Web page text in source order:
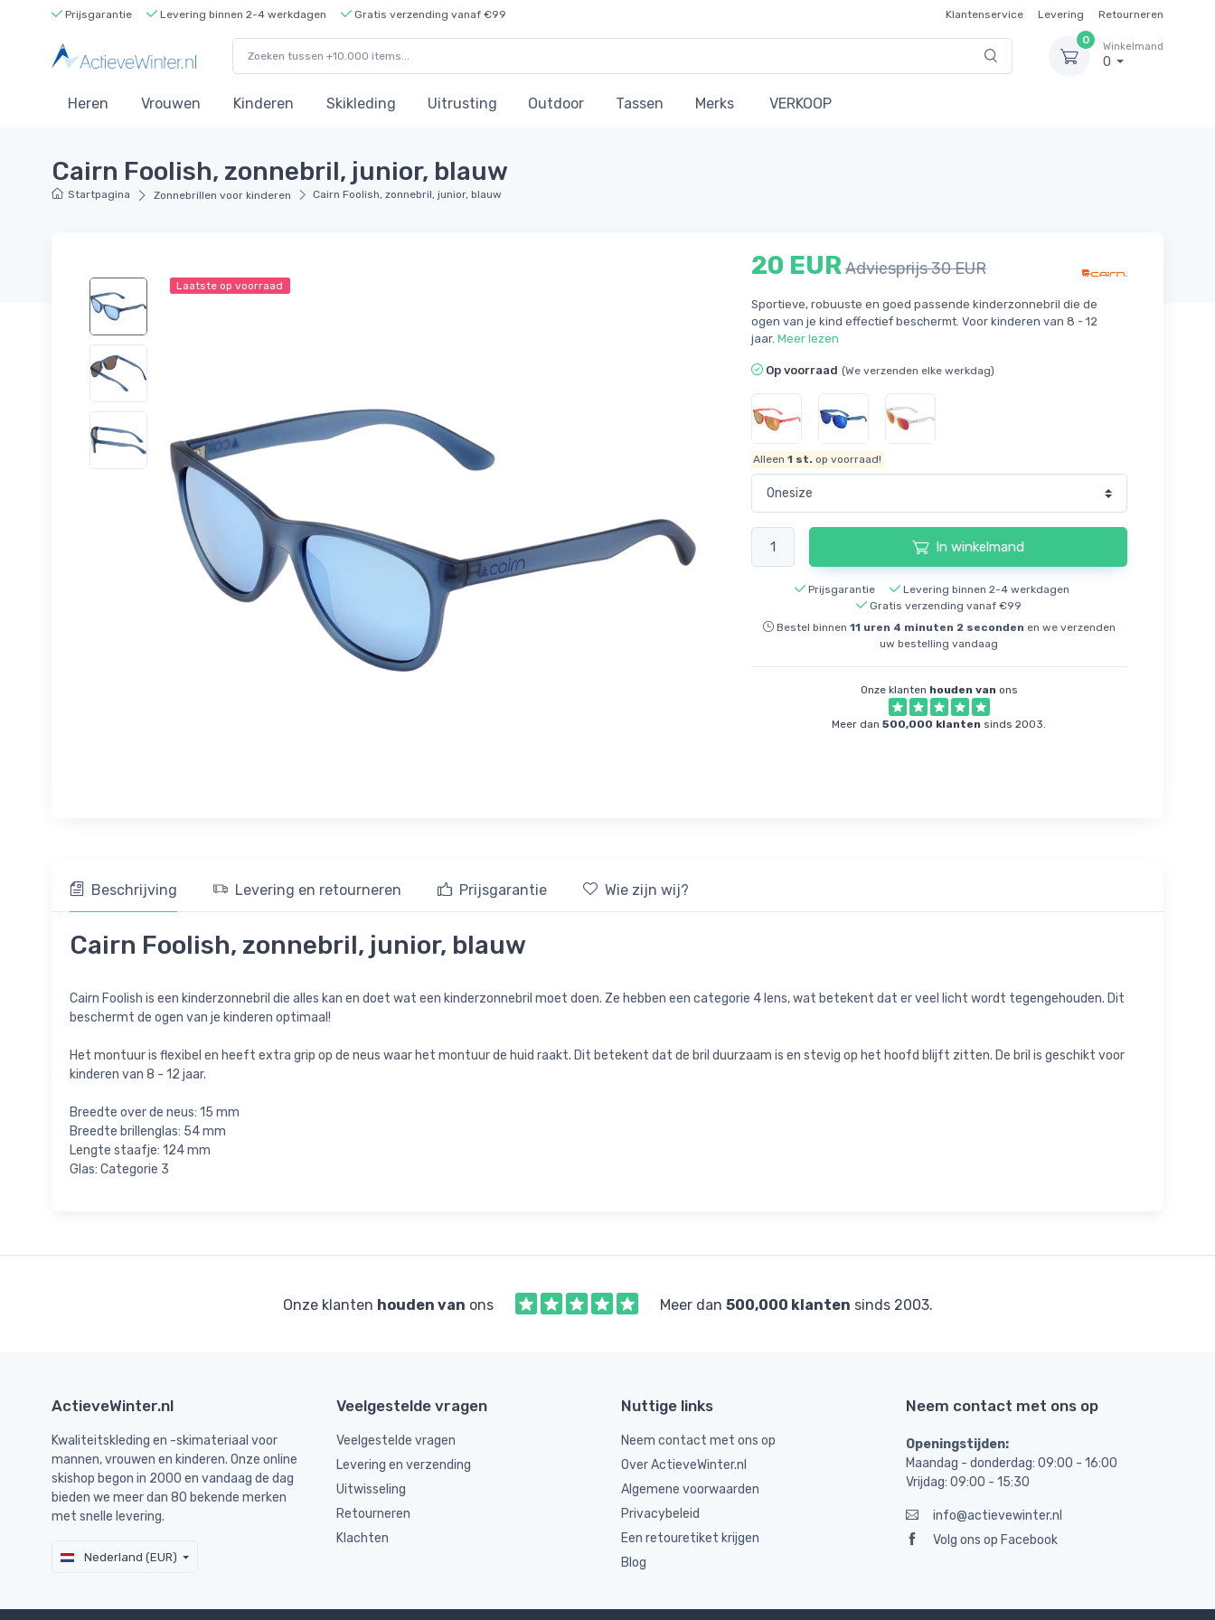
Prijsgarantie Levering binnen 2-4 werkdagen Gratis verzending vanaf €99 Klantenservice Levering
Retourneren
0
Winkelmand
0
Heren Vrouwen Kinderen Skikleding Uitrusting Outdoor Tassen Merks VERKOOP
Cairn Foolish, zonnebril, junior, blauw
Startpagina Zonnebrillen voor kinderen Cairn Foolish, zonnebril, junior, blauw
Laatste op voorraad
20 EURAdviesprijs 30 EUR
Sportieve, robuuste en goed passende kinderzonnebril die de
ogen van je kind effectief beschermt. Voor kinderen van 8 - 12
jaar. Meer lezen
Op voorraad (We verzenden elke werkdag)
Alleen1 st. op voorraad!
In winkelmand
Prijsgarantie
Levering binnen 2-4 werkdagen
Gratis verzending vanaf €99
Bestel binnen 11 uren 4 minuten 2 seconden en we verzenden
uw bestelling vandaag
Onze klanten houden van ons
Meer dan500,000 klanten sinds 2003.
Beschrijving Levering en retourneren Prijsgarantie Wie zijn wij?
Cairn Foolish, zonnebril, junior, blauw
Cairn Foolish is een kinderzonnebril die alles kan en doet wat een kinderzonnebril moet doen. Ze hebben een categorie 4 lens, wat betekent dat er veel licht wordt tegengehouden. Dit
beschermt de ogen van je kinderen optimaal!
Het montuur is flexibel en heeft extra grip op de neus waar het montuur de huid raakt. Dit betekent dat de bril duurzaam is en stevig op het hoofd blijft zitten. De bril is geschikt voor
kinderen van 8 - 12 jaar.
Breedte over de neus: 15 mm
Breedte brillenglas: 54 mm
Lengte staafje: 124 mm
Glas: Categorie 3
Onze klanten houden van ons Meer dan 500,000 klanten sinds 2003.
ActieveWinter.nl
Kwaliteitskleding en -skimateriaal voor
mannen, vrouwen en kinderen. Onze online
skishop begon in 2000 en vandaag de dag
bieden we meer dan 80 bekende merken
met snelle levering.
Nederland (EUR)
Veelgestelde vragen
Veelgestelde vragen
Levering en verzending
Uitwisseling
Retourneren
Klachten
Nuttige links
Neem contact met ons op
Over ActieveWinter.nl
Algemene voorwaarden
Privacybeleid
Een retouretiket krijgen
Blog
Neem contact met ons op
Openingstijden:
Maandag - donderdag: 09:00 - 16:00
Vrijdag: 09:00 - 15:30
info@actievewinter.nl
Volg ons op Facebook